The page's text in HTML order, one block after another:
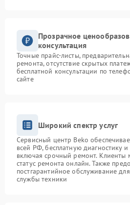
Прозрачное
консультация
Точные прайс-листы,
ремонта, отсутствие скрытых
бесплатной консультации по
сайте
Широкий спектр услуг
Сервисный центр Beko
всей РФ, бесплатную диагностику
включая срочный ремонт. Клиенты
статус ремонта онлайн. Также
постгарантийное обслуживание
службы техники